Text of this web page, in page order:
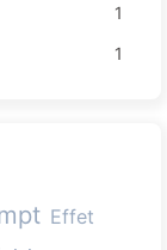
1
1
Effet